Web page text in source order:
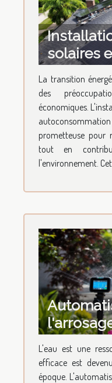
solaires
retour
La transition
des
économiques.
prometteuse pour
tout en
l'environnement.
conseils
gestion
L'eau est une
efficace est
époque.